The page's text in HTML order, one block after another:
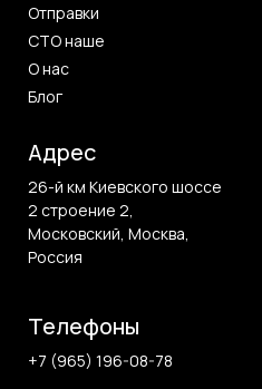
Отправки
СТО наше
О нас
Блог
Адрес
26-й км Киевского шоссе
2 строение 2,
Московский, Москва,
Россия
Телефоны
+7 (965) 196-08-78